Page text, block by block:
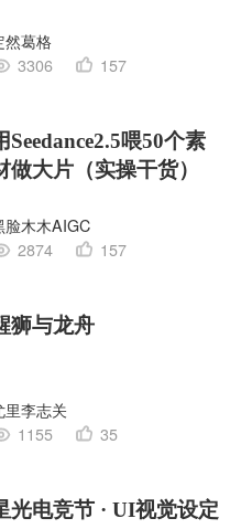
然葛格
3306
157
Seedance2.5喂50个素
做大片（实操干货）
脸木木AIGC
2874
157
狮与龙舟
里李志关
1155
35
光电竞节 · UI视觉设定